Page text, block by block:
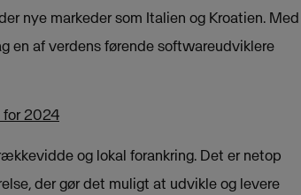
nye markeder som Italien og Kroatien. Med
en af verdens førende softwareudviklere
2024
og lokal forankring. Det er netop
der gør det muligt at udvikle og levere